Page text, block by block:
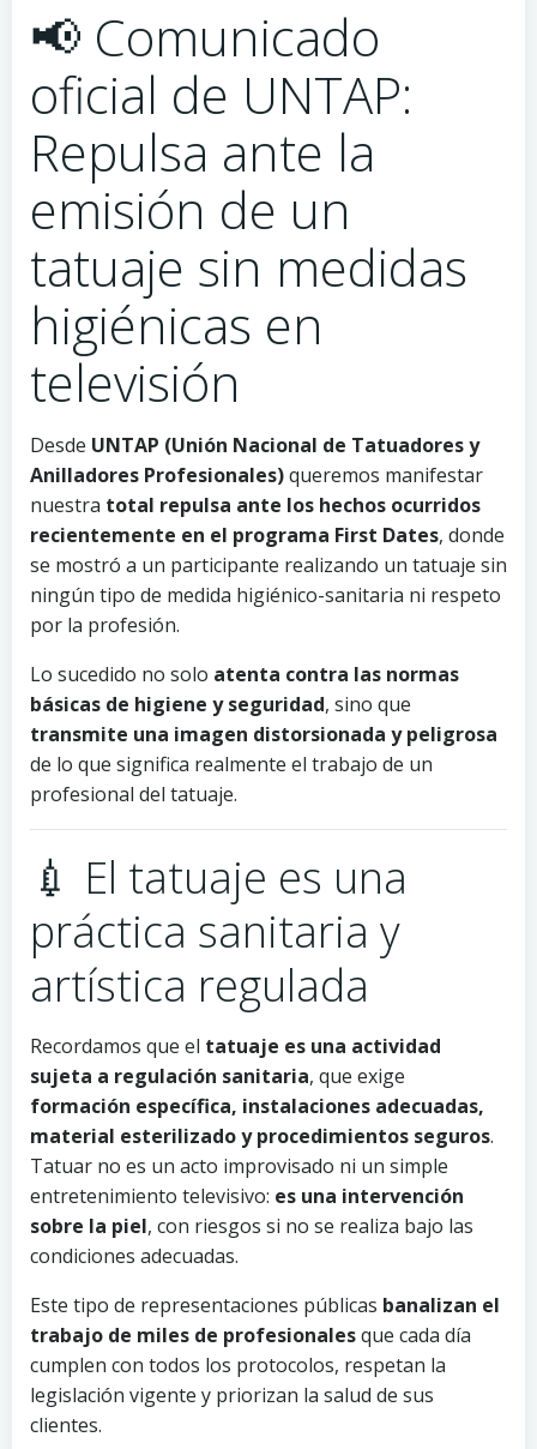
📢 Comunicado
oficial de UNTAP:
Repulsa ante la
emisión de un
tatuaje sin medidas
higiénicas en
televisión
Desde UNTAP (Unión Nacional de Tatuadores y
Anilladores Profesionales)queremos manifestar
nuestra total repulsa ante los hechos ocurridos
recientemente en el programa First Dates, donde
se mostró a un participante realizando un tatuaje sin
ningún tipo de medida higiénico-sanitaria ni respeto
por la profesión.
Lo sucedido no solo atenta contra las normas
básicas de higiene y seguridad, sino que
transmite una imagen distorsionada y peligrosa
de lo que significa realmente el trabajo de un
profesional del tatuaje.
💉 El tatuaje es una
práctica sanitaria y
artística regulada
Recordamos que el tatuaje es una actividad
sujeta a regulación sanitaria, que exige
formación específica, instalaciones adecuadas,
material esterilizado y procedimientos seguros.
Tatuar no es un acto improvisado ni un simple
entretenimiento televisivo: es una intervención
sobre la piel, con riesgos si no se realiza bajo las
condiciones adecuadas.
Este tipo de representaciones públicas banalizan el
trabajo de miles de profesionalesque cada día
cumplen con todos los protocolos, respetan la
legislación vigente y priorizan la salud de sus
clientes.